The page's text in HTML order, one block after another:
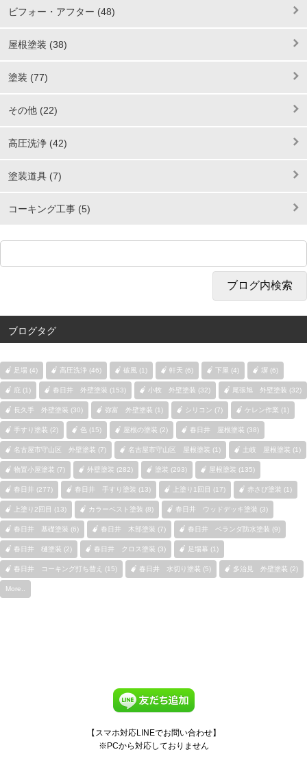
ビフォー・アフター (48)
屋根塗装 (38)
塗装 (77)
その他 (22)
高圧洗浄 (42)
塗装道具 (7)
コーキング工事 (5)
ブログタグ
足場 (4) 高圧洗浄 (46) 破風 (1) 軒天 (6) 下屋 (4) 塀 (6)
庇 (1) 春日井 外壁塗装 (153) 小牧 外壁塗装 (32) 尾張旭 外壁塗装 (32)
長久手 外壁塗装 (30) 弥富 外壁塗装 (1) シリコン (7) ケレン作業 (1)
手すり塗装 (2) 色 (15) 屋根の塗装 (2) 春日井 屋根塗装 (38)
名古屋市守山区 外壁塗装 (7) 名古屋市守山区 屋根塗装 (1) 土岐 屋根塗装 (1)
物置小屋塗装 (7) 外壁塗装 (282) 塗装 (293) 屋根塗装 (135)
春日井 (277) 春日井 手すり塗装 (13) 上塗り1回目 (17) 赤さび塗装 (1)
上塗り2回目 (13) カラーベスト塗装 (8) 春日井 ウッドデッキ塗装 (3)
春日井 基礎塗装 (6) 春日井 木部塗装 (7) 春日井 ベランダ防水塗装 (9)
春日井 樋塗装 (2) 春日井 クロス塗装 (3) 足場幕 (1)
春日井 コーキング打ち替え (15) 春日井 水切り塗装 (5) 多治見 外壁塗装 (2)
More..
【スマホ対応LINEでお問い合わせ】
※PCから対応しておりません